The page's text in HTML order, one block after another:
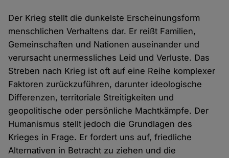
Der Krieg stellt die dunkelste Erscheinungsform
menschlichen Verhaltens dar. Er reißt Familien,
Gemeinschaften und Nationen auseinander und
verursacht unermessliches Leid und Verluste. Das
Streben nach Krieg ist oft auf eine Reihe komplexer
Faktoren zurückzuführen, darunter ideologische
Differenzen, territoriale Streitigkeiten und
geopolitische oder persönliche Machtkämpfe. Der
Humanismus stellt jedoch die Grundlagen des
Krieges in Frage. Er fordert uns auf, friedliche
Alternativen in Betracht zu ziehen und die